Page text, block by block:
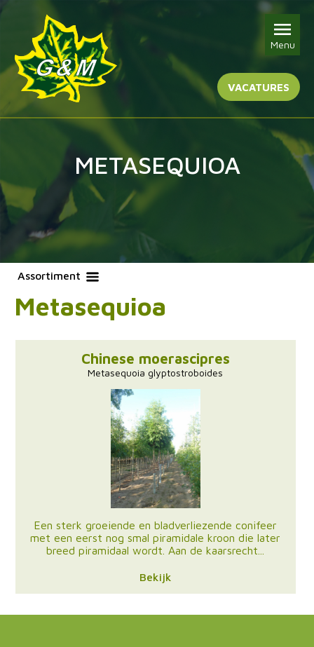
Menu
VACATURES
METASEQUIOA
Assortiment
Metasequioa
Chinese moerascipres
Metasequoia glyptostroboides
Een sterk groeiende en bladverliezende conifeer
met een eerst nog smal piramidale kroon die later
breed piramidaal wordt. Aan de kaarsrecht...
Bekijk